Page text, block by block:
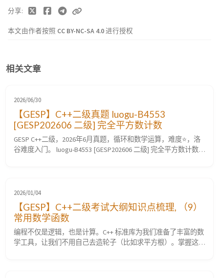
本文由作者按照 CC BY-NC-SA 4.0进行授权
分享
相关文章
2026/06/30
【GESP】C++二级真题 luogu-B4553
[GESP202606 二级] 完全平方数计数
GESP C++二级，2026年6月真题，循环和数学运算，难度⭐，洛
谷难度入门。 luogu-B4553 [GESP202606 二级] 完全平方数计数
为 $9 = 3^2 ...
2026/01/04
【GESP】C++二级考试大纲知识点梳理, （9）
常用数学函数
编程不仅是逻辑，也是计算。C++ 标准库为我们准备了丰富的数
学工具，让我们不用自己去造轮子（比如求平方根）。掌握这些